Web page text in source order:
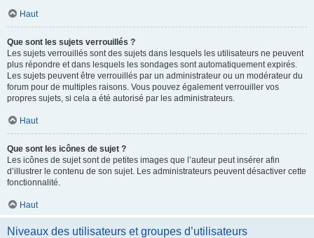
Haut
Que sont les sujets verrouillés ?
Les sujets verrouillés sont des sujets dans lesquels les utilisateurs ne peuvent
plus répondre et dans lesquels les sondages sont automatiquement expirés.
Les sujets peuvent être verrouillés par un administrateur ou un modérateur du
forum pour de multiples raisons. Vous pouvez également verrouiller vos
propres sujets, si cela a été autorisé par les administrateurs.
Haut
Que sont les icônes de sujet ?
Les icônes de sujet sont de petites images que l’auteur peut insérer afin
d’illustrer le contenu de son sujet. Les administrateurs peuvent désactiver cette
fonctionnalité.
Haut
Niveaux des utilisateurs et groupes d’utilisateurs